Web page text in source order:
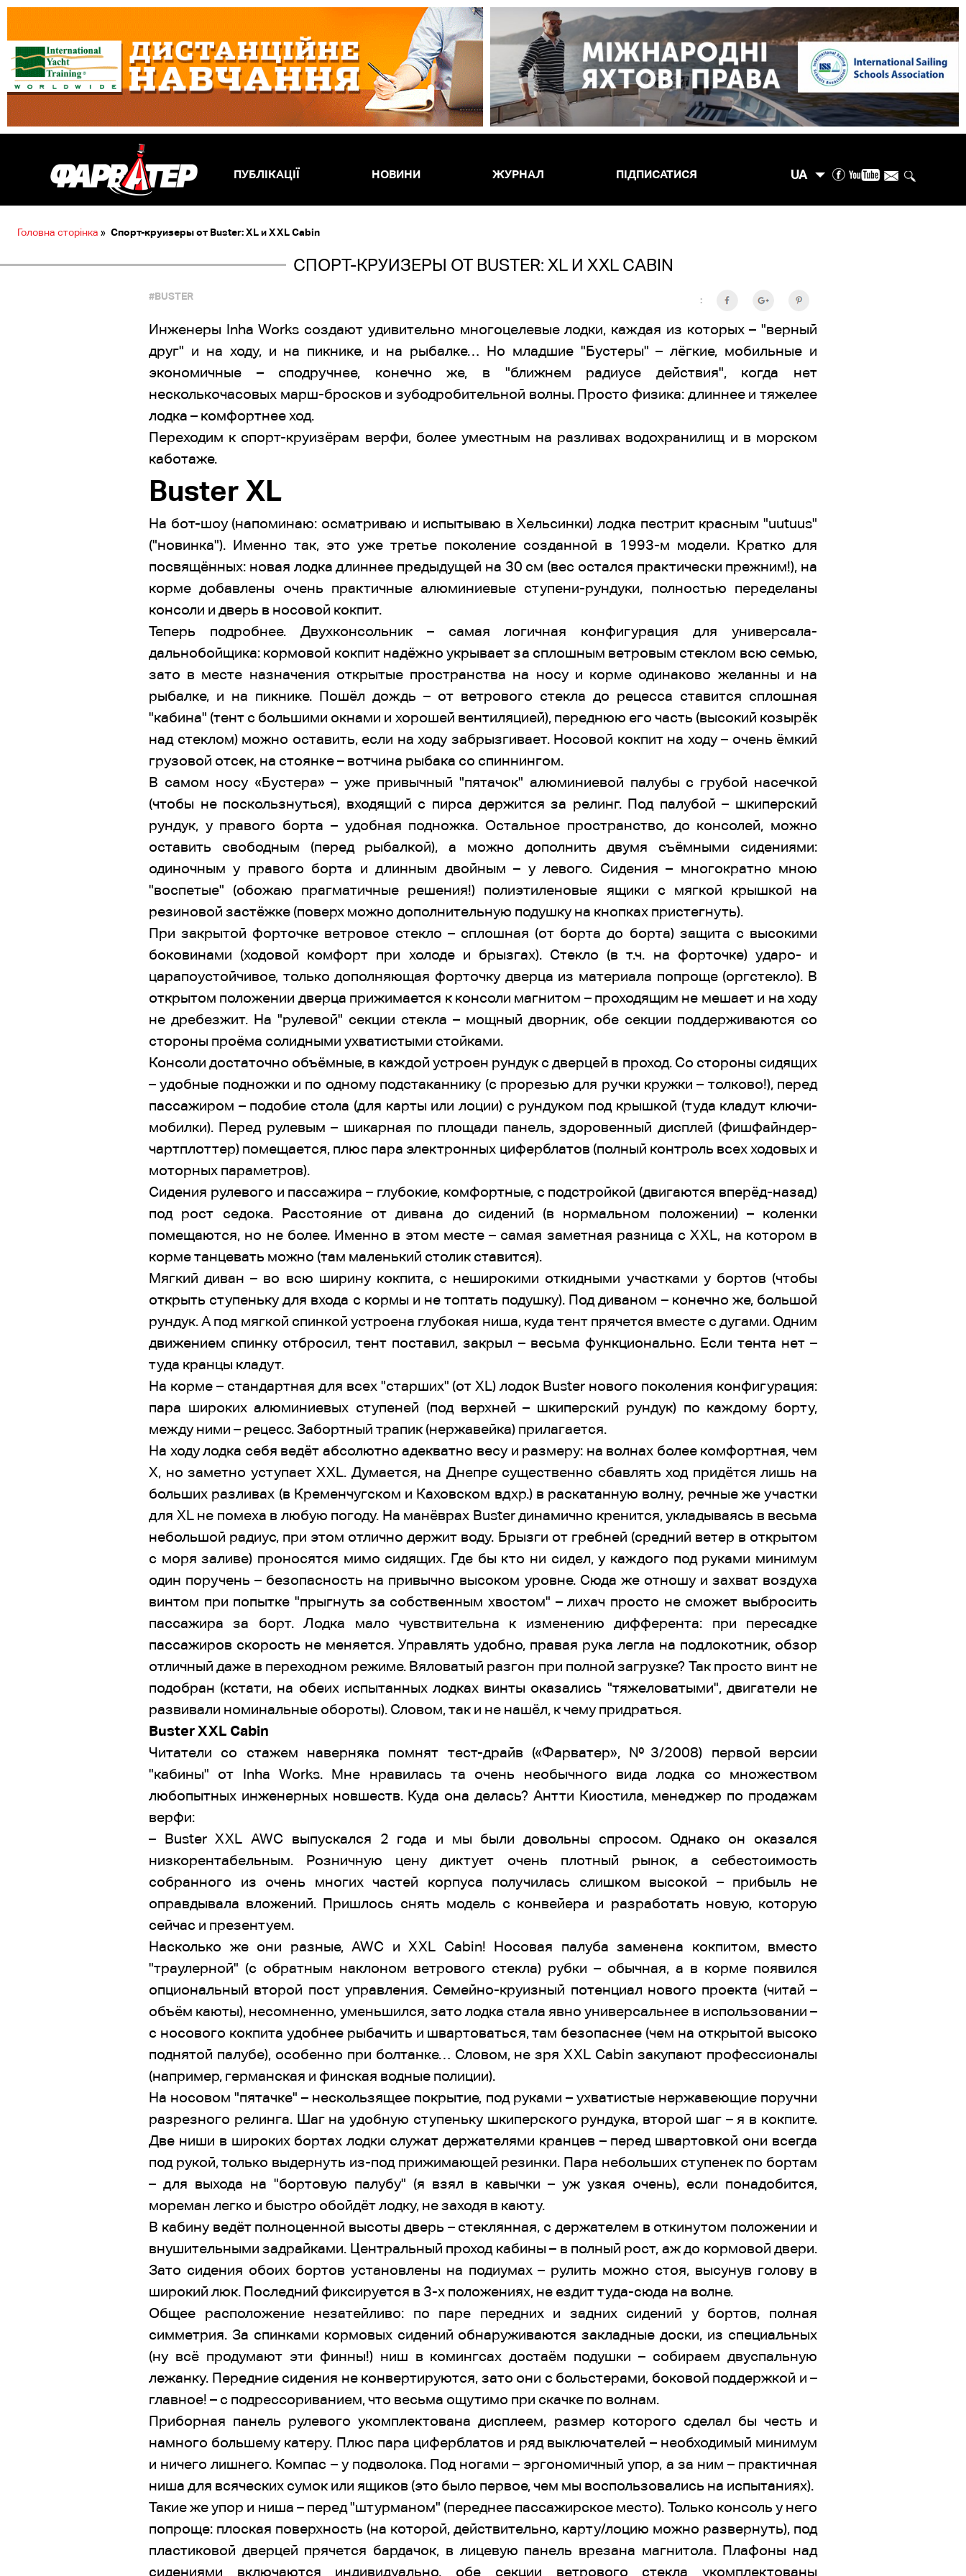
ПУБЛІКАЦІЇ НОВИНИ ЖУРНАЛ ПІДПИСАТИСЯ UA
Головна сторінка » Спорт-круизеры от Buster: XL и XXL Cabin
СПОРТ-КРУИЗЕРЫ ОТ BUSTER: XL И XXL CABIN
#BUSTER :
Инженеры Inha Works создают удивительно многоцелевые лодки, каждая из которых – "верный
друг" и на ходу, и на пикнике, и на рыбалке… Но младшие "Бустеры" – лёгкие, мобильные и
экономичные – сподручнее, конечно же, в "ближнем радиусе действия", когда нет
несколькочасовых марш-бросков и зубодробительной волны. Просто физика: длиннее и тяжелее
лодка – комфортнее ход.
Переходим к спорт-круизёрам верфи, более уместным на разливах водохранилищ и в морском
каботаже.
Buster XL
На бот-шоу (напоминаю: осматриваю и испытываю в Хельсинки) лодка пестрит красным "uutuus"
("новинка"). Именно так, это уже третье поколение созданной в 1993-м модели. Кратко для
посвящённых: новая лодка длиннее предыдущей на 30 см (вес остался практически прежним!), на
корме добавлены очень практичные алюминиевые ступени-рундуки, полностью переделаны
консоли и дверь в носовой кокпит.
Теперь подробнее. Двухконсольник – самая логичная конфигурация для универсала-
дальнобойщика: кормовой кокпит надёжно укрывает за сплошным ветровым стеклом всю семью,
зато в месте назначения открытые пространства на носу и корме одинаково желанны и на
рыбалке, и на пикнике. Пошёл дождь – от ветрового стекла до рецесса ставится сплошная
"кабина" (тент с большими окнами и хорошей вентиляцией), переднюю его часть (высокий козырёк
над стеклом) можно оставить, если на ходу забрызгивает. Носовой кокпит на ходу – очень ёмкий
грузовой отсек, на стоянке – вотчина рыбака со спиннингом.
В самом носу «Бустера» – уже привычный "пятачок" алюминиевой палубы с грубой насечкой
(чтобы не поскользнуться), входящий с пирса держится за релинг. Под палубой – шкиперский
рундук, у правого борта – удобная подножка. Остальное пространство, до консолей, можно
оставить свободным (перед рыбалкой), а можно дополнить двумя съёмными сидениями:
одиночным у правого борта и длинным двойным – у левого. Сидения – многократно мною
"воспетые" (обожаю прагматичные решения!) полиэтиленовые ящики с мягкой крышкой на
резиновой застёжке (поверх можно дополнительную подушку на кнопках пристегнуть).
При закрытой форточке ветровое стекло – сплошная (от борта до борта) защита с высокими
боковинами (ходовой комфорт при холоде и брызгах). Стекло (в т.ч. на форточке) ударо- и
царапоустойчивое, только дополняющая форточку дверца из материала попроще (оргстекло). В
открытом положении дверца прижимается к консоли магнитом – проходящим не мешает и на ходу
не дребезжит. На "рулевой" секции стекла – мощный дворник, обе секции поддерживаются со
стороны проёма солидными ухватистыми стойками.
Консоли достаточно объёмные, в каждой устроен рундук с дверцей в проход. Со стороны сидящих
– удобные подножки и по одному подстаканнику (с прорезью для ручки кружки – толково!), перед
пассажиром – подобие стола (для карты или лоции) с рундуком под крышкой (туда кладут ключи-
мобилки). Перед рулевым – шикарная по площади панель, здоровенный дисплей (фишфайндер-
чартплоттер) помещается, плюс пара электронных циферблатов (полный контроль всех ходовых и
моторных параметров).
Сидения рулевого и пассажира – глубокие, комфортные, с подстройкой (двигаются вперёд-назад)
под рост седока. Расстояние от дивана до сидений (в нормальном положении) – коленки
помещаются, но не более. Именно в этом месте – самая заметная разница с XXL, на котором в
корме танцевать можно (там маленький столик ставится).
Мягкий диван – во всю ширину кокпита, с неширокими откидными участками у бортов (чтобы
открыть ступеньку для входа с кормы и не топтать подушку). Под диваном – конечно же, большой
рундук. А под мягкой спинкой устроена глубокая ниша, куда тент прячется вместе с дугами. Одним
движением спинку отбросил, тент поставил, закрыл – весьма функционально. Если тента нет –
туда кранцы кладут.
На корме – стандартная для всех "старших" (от XL) лодок Buster нового поколения конфигурация:
пара широких алюминиевых ступеней (под верхней – шкиперский рундук) по каждому борту,
между ними – рецесс. Забортный трапик (нержавейка) прилагается.
На ходу лодка себя ведёт абсолютно адекватно весу и размеру: на волнах более комфортная, чем
Х, но заметно уступает XXL. Думается, на Днепре существенно сбавлять ход придётся лишь на
больших разливах (в Кременчугском и Каховском вдхр.) в раскатанную волну, речные же участки
для XL не помеха в любую погоду. На манёврах Buster динамично кренится, укладываясь в весьма
небольшой радиус, при этом отлично держит воду. Брызги от гребней (средний ветер в открытом
с моря заливе) проносятся мимо сидящих. Где бы кто ни сидел, у каждого под руками минимум
один поручень – безопасность на привычно высоком уровне. Сюда же отношу и захват воздуха
винтом при попытке "прыгнуть за собственным хвостом" – лихач просто не сможет выбросить
пассажира за борт. Лодка мало чувствительна к изменению дифферента: при пересадке
пассажиров скорость не меняется. Управлять удобно, правая рука легла на подлокотник, обзор
отличный даже в переходном режиме. Вяловатый разгон при полной загрузке? Так просто винт не
подобран (кстати, на обеих испытанных лодках винты оказались "тяжеловатыми", двигатели не
развивали номинальные обороты). Словом, так и не нашёл, к чему придраться.
Buster ХХL Cabin
Читатели со стажем наверняка помнят тест-драйв («Фарватер», №3/2008) первой версии
"кабины" от Inha Works. Мне нравилась та очень необычного вида лодка со множеством
любопытных инженерных новшеств. Куда она делась? Антти Киостила, менеджер по продажам
верфи:
– Buster XXL AWC выпускался 2 года и мы были довольны спросом. Однако он оказался
низкорентабельным. Розничную цену диктует очень плотный рынок, а себестоимость
собранного из очень многих частей корпуса получилась слишком высокой – прибыль не
оправдывала вложений. Пришлось снять модель с конвейера и разработать новую, которую
сейчас и презентуем.
Насколько же они разные, AWC и ХХL Cabin! Носовая палуба заменена кокпитом, вместо
"траулерной" (с обратным наклоном ветрового стекла) рубки – обычная, а в корме появился
опциональный второй пост управления. Семейно-круизный потенциал нового проекта (читай –
объём каюты), несомненно, уменьшился, зато лодка стала явно универсальнее в использовании –
с носового кокпита удобнее рыбачить и швартоваться, там безопаснее (чем на открытой высоко
поднятой палубе), особенно при болтанке… Словом, не зря ХХL Cabin закупают профессионалы
(например, германская и финская водные полиции).
На носовом "пятачке" – нескользящее покрытие, под руками – ухватистые нержавеющие поручни
разрезного релинга. Шаг на удобную ступеньку шкиперского рундука, второй шаг – я в кокпите.
Две ниши в широких бортах лодки служат держателями кранцев – перед швартовкой они всегда
под рукой, только выдернуть из-под прижимающей резинки. Пара небольших ступенек по бортам
– для выхода на "бортовую палубу" (я взял в кавычки – уж узкая очень), если понадобится,
мореман легко и быстро обойдёт лодку, не заходя в каюту.
В кабину ведёт полноценной высоты дверь – стеклянная, с держателем в откинутом положении и
внушительными задрайками. Центральный проход кабины – в полный рост, аж до кормовой двери.
Зато сидения обоих бортов установлены на подиумах – рулить можно стоя, высунув голову в
широкий люк. Последний фиксируется в 3-х положениях, не ездит туда-сюда на волне.
Общее расположение незатейливо: по паре передних и задних сидений у бортов, полная
симметрия. За спинками кормовых сидений обнаруживаются закладные доски, из специальных
(ну всё продумают эти финны!) ниш в комингсах достаём подушки – собираем двуспальную
лежанку. Передние сидения не конвертируются, зато они с больстерами, боковой поддержкой и –
главное! – с подрессориванием, что весьма ощутимо при скачке по волнам.
Приборная панель рулевого укомплектована дисплеем, размер которого сделал бы честь и
намного большему катеру. Плюс пара циферблатов и ряд выключателей – необходимый минимум
и ничего лишнего. Компас – у подволока. Под ногами – эргономичный упор, а за ним – практичная
ниша для всяческих сумок или ящиков (это было первое, чем мы воспользовались на испытаниях).
Такие же упор и ниша – перед "штурманом" (переднее пассажирское место). Только консоль у него
попроще: плоская поверхность (на которой, действительно, карту/лоцию можно развернуть), под
пластиковой дверцей прячется бардачок, в лицевую панель врезана магнитола. Плафоны над
сидениями включаются индивидуально, обе секции ветрового стекла укомплектованы